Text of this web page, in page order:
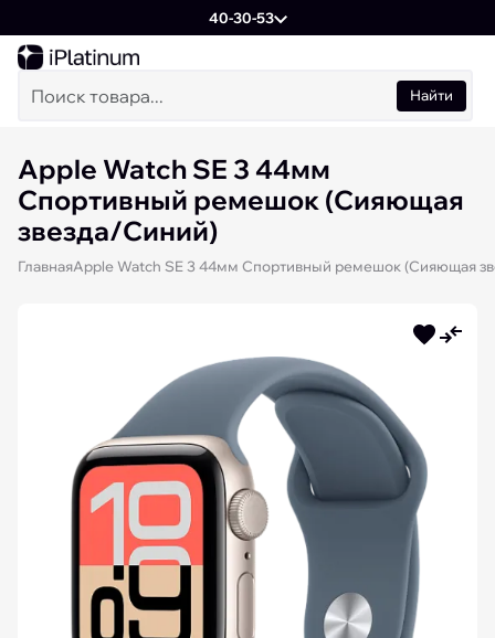
40-30-53
Найти
Apple Watch SE 3 44мм
Спортивный ремешок (Сияющая
звезда/Синий)
ГлавнаяApple Watch SE 3 44мм Спортивный ремешок (Сияющая